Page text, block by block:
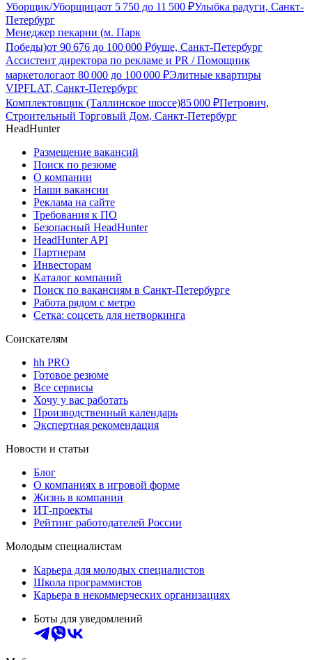
Уборщик/Уборщицаот 5 750 до 11 500 ₽Улыбка радуги, Санкт-
Петербург
Менеджер пекарни (м. Парк
Победы)от 90 676 до 100 000 ₽буше, Санкт-Петербург
Ассистент директора по рекламе и PR / Помощник
маркетологаот 80 000 до 100 000 ₽Элитные квартиры
VIPFLAT, Санкт-Петербург
Комплектовщик (Таллинское шоссе)85 000 ₽Петрович,
Строительный Торговый Дом, Санкт-Петербург
HeadHunter
Размещение вакансий
Поиск по резюме
О компании
Наши вакансии
Реклама на сайте
Требования к ПО
Безопасный HeadHunter
HeadHunter API
Партнерам
Инвесторам
Каталог компаний
Поиск по вакансиям в Санкт-Петербурге
Работа рядом с метро
Сетка: соцсеть для нетворкинга
Соискателям
hh PRO
Готовое резюме
Все сервисы
Хочу у вас работать
Производственный календарь
Экспертная рекомендация
Новости и статьи
Блог
О компаниях в игровой форме
Жизнь в компании
ИТ-проекты
Рейтинг работодателей России
Молодым специалистам
Карьера для молодых специалистов
Школа программистов
Карьера в некоммерческих организациях
Боты для уведомлений